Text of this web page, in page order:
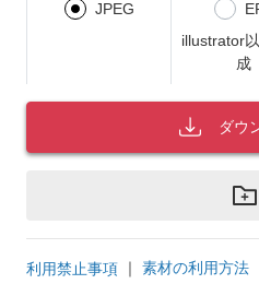
JPEG
illustrator
成
ダウ
利用禁止事項 ｜ 素材の利用方法